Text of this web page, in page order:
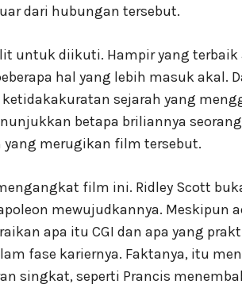
dari hubungan tersebut.
untuk diikuti. Hampir yang terbaik
hal yang lebih masuk akal.
sejarah yang
betapa briliannya
yang merugikan film tersebut.
film ini. Ridley Scott
mewujudkannya. Meskipun
apa itu CGI dan apa yang
fase kariernya. Faktanya, itu
singkat, seperti Prancis